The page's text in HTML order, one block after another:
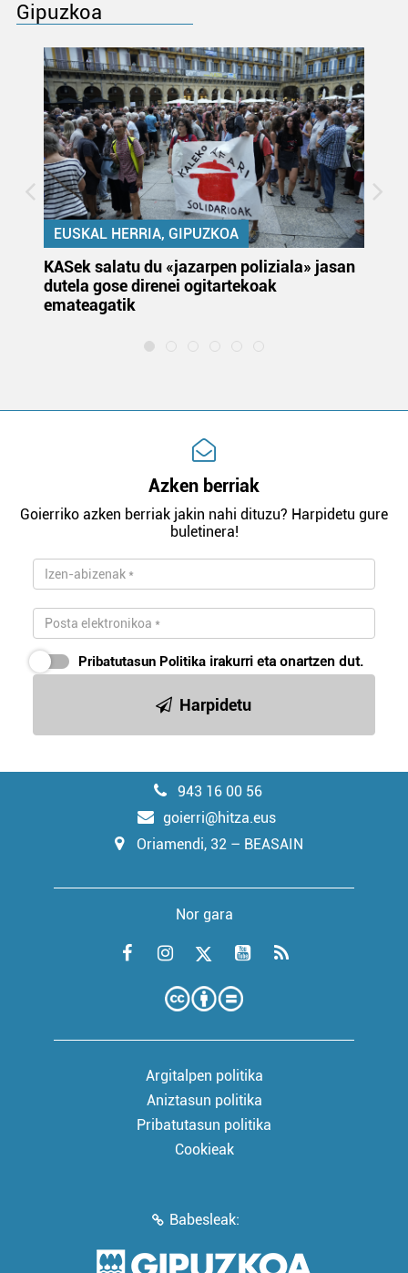
Gipuzkoa
EUSKAL HERRIA, GIPUZKOA
KASek salatu du «jazarpen poliziala» jasan
dutela gose direnei ogitartekoak
emateagatik
Azken berriak
Goierriko azken berriak jakin nahi dituzu? Harpidetu gure
buletinera!
Pribatutasun Politika irakurri eta onartzen dut.
Harpidetu
943 16 00 56
goierri@hitza.eus
Oriamendi, 32 – BEASAIN
Nor gara
Argitalpen politika
Aniztasun politika
Pribatutasun politika
Cookieak
Babesleak: